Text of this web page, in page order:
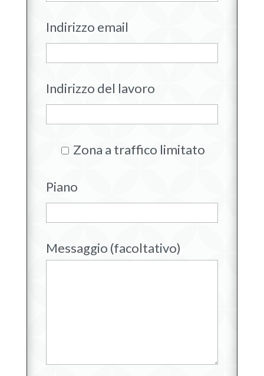
Indirizzo email
Indirizzo del lavoro
Zona a traffico limitato
Piano
Messaggio (facoltativo)